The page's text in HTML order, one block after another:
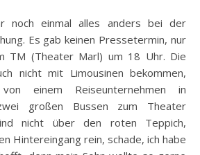
Es gab keinen Pressetermin, nur
TM (Theater Marl) um 18 Uhr. Die
nicht mit Limousinen bekommen,
einem Reiseunternehmen in
großen Bussen zum Theater
nicht über den roten Teppich,
Hintereingang rein, schade, ich habe